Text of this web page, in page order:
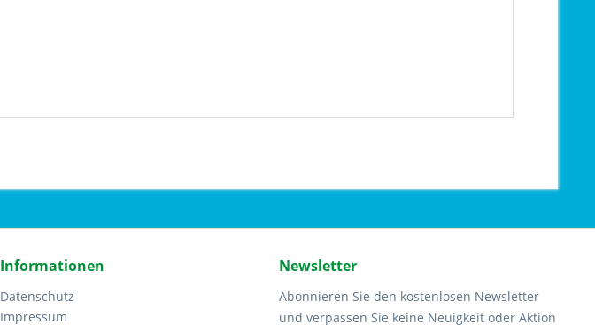
Informationen
Datenschutz
Impressum
Newsletter
Abonnieren Sie den kostenlosen Newsletter
und verpassen Sie keine Neuigkeit oder Aktion